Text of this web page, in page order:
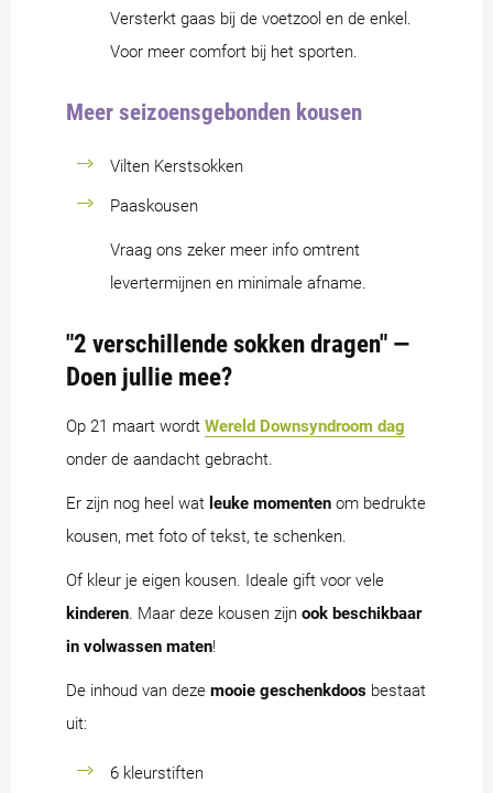
Versterkt gaas bij de voetzool en de enkel.
Voor meer comfort bij het sporten.
Meer seizoensgebonden kousen
Vilten Kerstsokken
Paaskousen
Vraag ons zeker meer info omtrent
levertermijnen en minimale afname.
"2 verschillende sokken dragen" —
Doen jullie mee?
Op 21 maart wordt Wereld Downsyndroom dag
onder de aandacht gebracht.
Er zijn nog heel wat leuke momenten om bedrukte
kousen, met foto of tekst, te schenken.
Of kleur je eigen kousen. Ideale gift voor vele
kinderen. Maar deze kousen zijn ook beschikbaar
in volwassen maten!
De inhoud van deze mooie geschenkdoos bestaat
uit:
6 kleurstiften